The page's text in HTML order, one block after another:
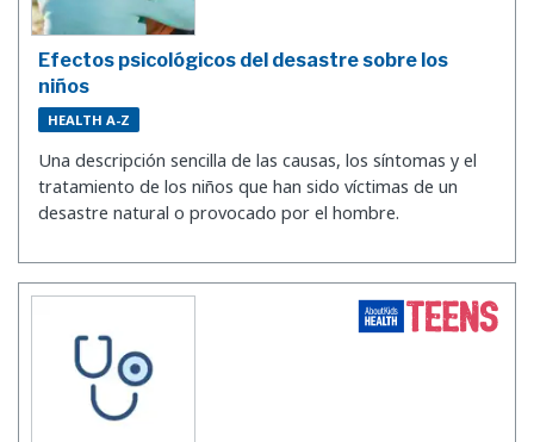
Efectos psicológicos del desastre sobre los
niños
HEALTH A-Z
Una descripción sencilla de las causas, los síntomas y el
tratamiento de los niños que han sido víctimas de un
desastre natural o provocado por el hombre.